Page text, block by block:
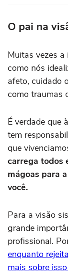
O pai na
Muitas vezes
como nós
afeto, cuidado
como traumas
É verdade que
tem
que
carrega todos
mágoas para
você.
Para a visão
grande
profissional.
enquanto
mais sobre